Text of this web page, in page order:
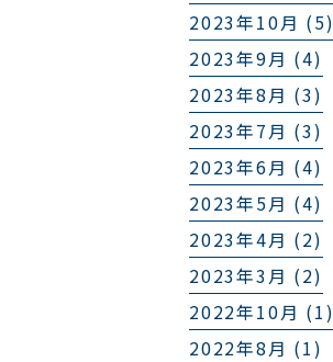
2023年10月 (5)
2023年9月 (4)
2023年8月 (3)
2023年7月 (3)
2023年6月 (4)
2023年5月 (4)
2023年4月 (2)
2023年3月 (2)
2022年10月 (1)
2022年8月 (1)